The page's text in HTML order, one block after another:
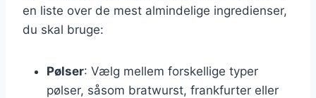
en liste over de mest almindelige ingredienser,
du skal bruge:
Pølser: Vælg mellem forskellige typer
pølser, såsom bratwurst, frankfurter eller